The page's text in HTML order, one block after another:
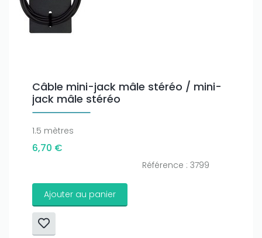
Câble mini-jack mâle stéréo / mini-
jack mâle stéréo
1.5 mètres
6,70 €
Référence : 3799
Ajouter au panier
Only play atJoo casinoif you really want to win a huge
amount on your credits!